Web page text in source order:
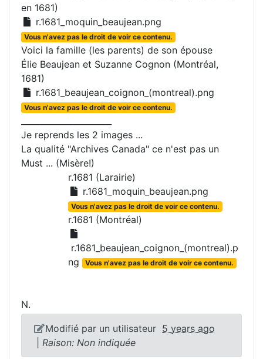
en 1681)
r.1681_moquin_beaujean.png
Vous n'avez pas le droit de voir ce contenu.
Voici la famille (les parents) de son épouse
Élie Beaujean et Suzanne Cognon (Montréal,
1681)
r.1681_beaujean_coignon_(montreal).png
Vous n'avez pas le droit de voir ce contenu.
Je reprends les 2 images ...
La qualité "Archives Canada" ce n'est pas un
Must ... (Misère!)
r.1681 (Larairie)
r.1681_moquin_beaujean.png
Vous n'avez pas le droit de voir ce contenu.
r.1681 (Montréal)
r.1681_beaujean_coignon_(montreal).p
ng
Vous n'avez pas le droit de voir ce contenu.
N.
Modifié par un utilisateur 5 years ago
Raison: Non indiquée